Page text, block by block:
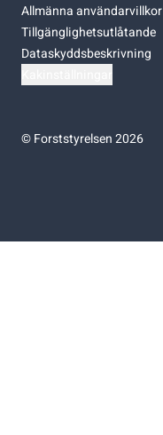
Allmänna användarvillkor
Tillgänglighetsutlåtande
Dataskyddsbeskrivning
©Forststyrelsen 2026